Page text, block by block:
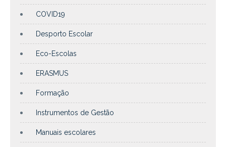
COVID19
Desporto Escolar
Eco-Escolas
ERASMUS
Formação
Instrumentos de Gestão
Manuais escolares